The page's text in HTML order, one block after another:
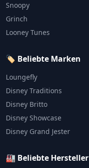
Snoopy
Grinch
Looney Tunes
🏷️ Beliebte Marken
Loungefly
Disney Traditions
Disney Britto
Disney Showcase
Disney Grand Jester
🏭 Beliebte Hersteller